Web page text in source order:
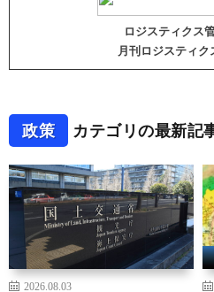
ロジスティクス
月刊ロジスティク
政策 カテゴリの最新記
2026.08.03